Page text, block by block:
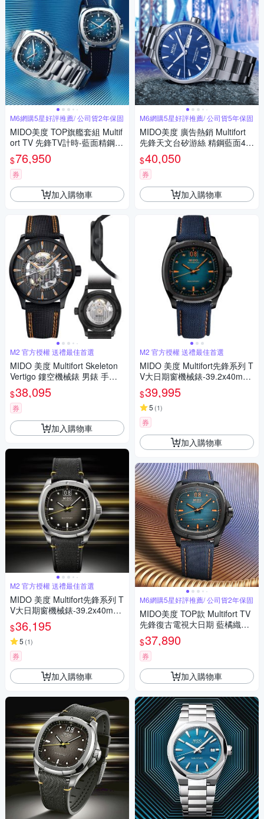
M6網購5星好評推薦/ 公司貨2年保固
MIDO美度 TOP旗艦套組 Multif
ort TV 先鋒TV計時-藍面精鋼 M
6 (M0495271104100)
$76,950
券
加入購物車
M2 官方授權 送禮最佳首選
MIDO 美度 Multifort Skeleton
Vertigo 鏤空機械錶 男錶 手錶-
42mm M0384363705100
$38,095
券
加入購物車
M2 官方授權 送禮最佳首選
MIDO 美度 Multifort先鋒系列 T
V大日期窗機械錶-39.2x40mm
M0495261708101
$36,195
5 (1)
券
加入購物車
M6網購5星好評推薦/ 公司貨5年保固
MIDO美度 廣告熱銷 Multifort
先鋒天文台矽游絲 精鋼藍面42
㎜ M6(0384311104100)
$40,050
券
加入購物車
M2 官方授權 送禮最佳首選
MIDO 美度 Multifort先鋒系列 T
V大日期窗機械錶-39.2x40mm
藍 M0495263704100
$39,995
5 (1)
券
加入購物車
M6網購5星好評推薦/ 公司貨2年保固
MIDO美度 TOP款 Multifort TV
先鋒復古電視大日期 藍橘織帶
款40㎜ M6(M0495263704100)
$37,890
券
加入購物車